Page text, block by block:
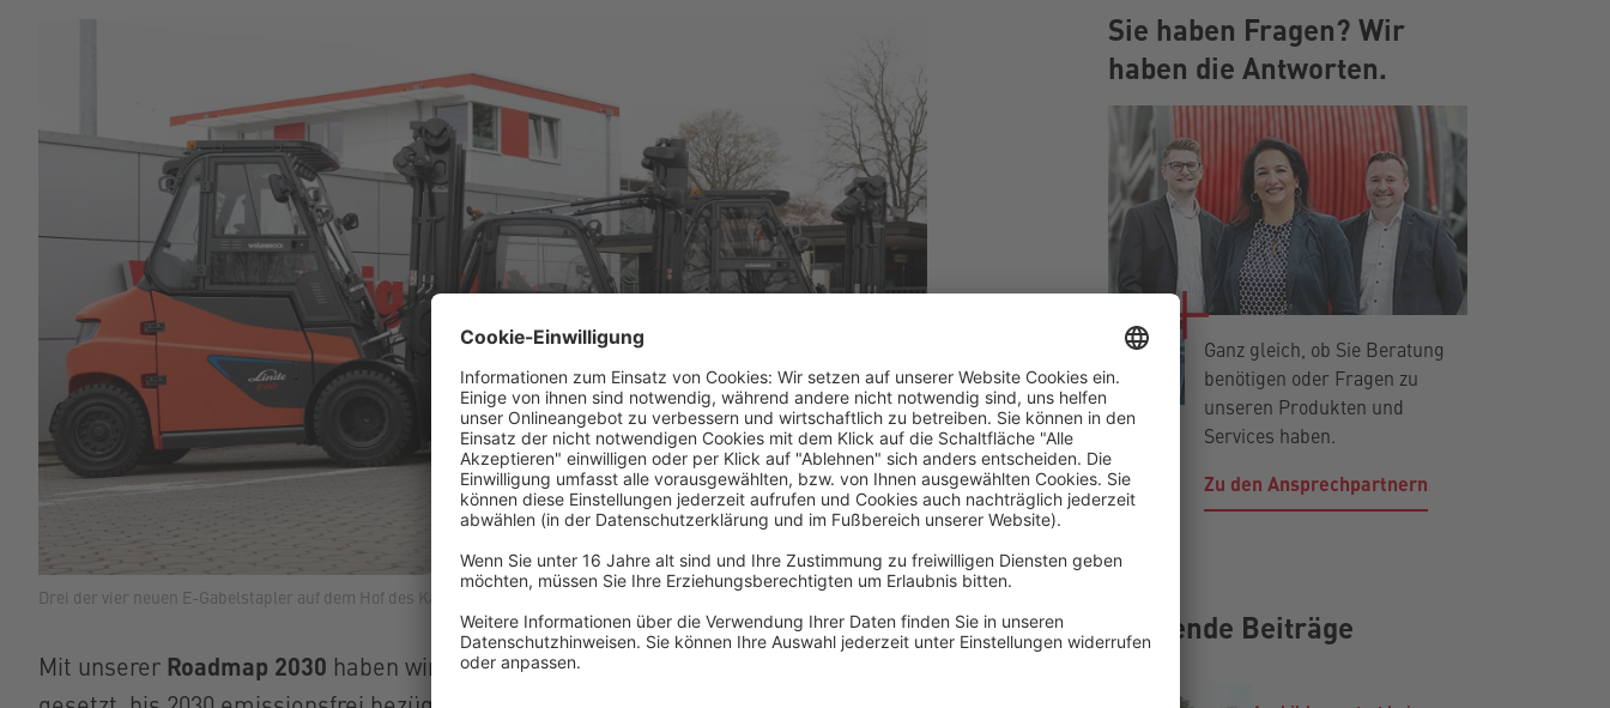
Drei der vier neuen E-Gabelstapler auf dem Hof des Kabelherstellers. Foto: Waskönig+Walter.
Mit unserer Roadmap 2030 haben wir uns im Jahr 2022 das ambitionierte Ziel
Sie haben Fragen? Wir
haben die Antworten.
Ganz gleich, ob Sie Beratung
benötigen oder Fragen zu
unseren Produkten und
Services haben.
Zu den Ansprechpartnern
Passende Beiträge